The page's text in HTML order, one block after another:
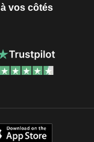
à vos côtés